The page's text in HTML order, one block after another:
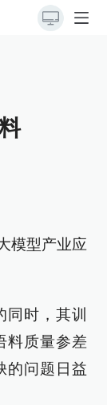
模型产业应
时，其训
料质量参差
的问题日益